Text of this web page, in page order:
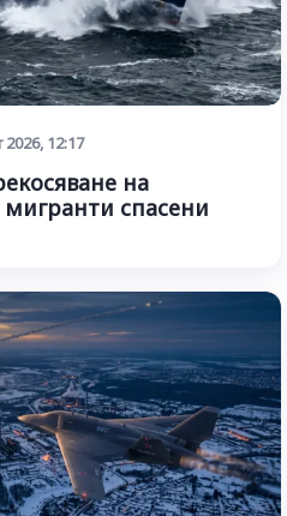
2026, 12:17
на
спасени